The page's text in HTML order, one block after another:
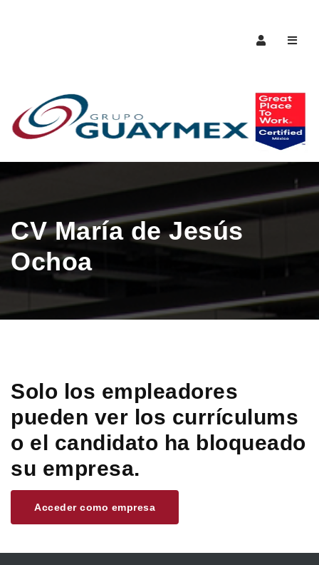
CV María de Jesús
Ochoa
Solo los empleadores
pueden ver los currículums
o el candidato ha bloqueado
su empresa.
Acceder como empresa